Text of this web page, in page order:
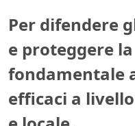
Per difendere
e proteggere
fondamentale
efficaci a